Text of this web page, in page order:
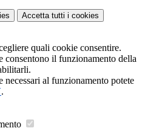
Accetta tutti i cookies
quali cookie consentire.
consentono il funzionamento della
al funzionamento potete
.